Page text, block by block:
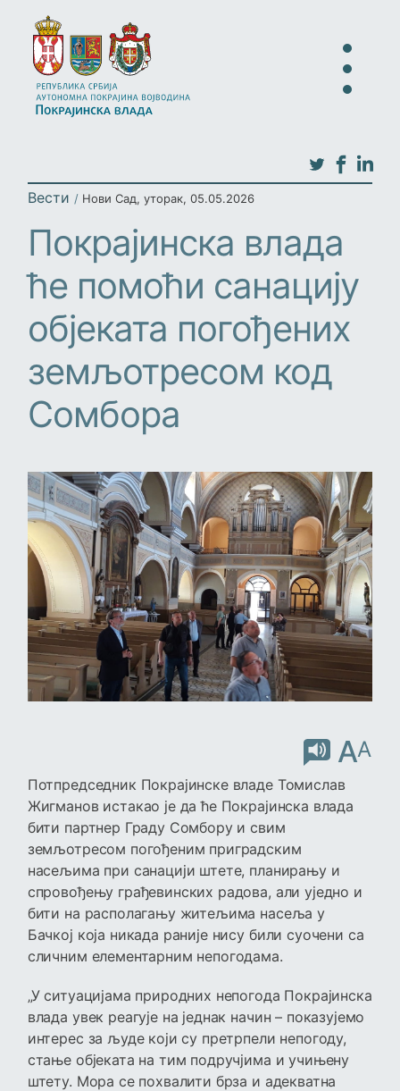
Вести / Нови Сад, уторак, 05.05.2026
Покрајинска влада
ће помоћи санацију
објеката погођених
земљотресом код
Сомбора
AA
Потпредседник Покрајинске владе Томислав
Жигманов истакао је да ће Покрајинска влада
бити партнер Граду Сомбору и свим
земљотресом погођеним приградским
насељима при санацији штете, планирању и
спровођењу грађевинских радова, али уједно и
бити на располагању житељима насеља у
Бачкој која никада раније нису били суочени са
сличним елементарним непогодама.
„У ситуацијама природних непогода Покрајинска
влада увек реагује на једнак начин – показујемо
интерес за људе који су претрпели непогоду,
стање објеката на тим подручјима и учињену
штету. Мора се похвалити брза и адекватна